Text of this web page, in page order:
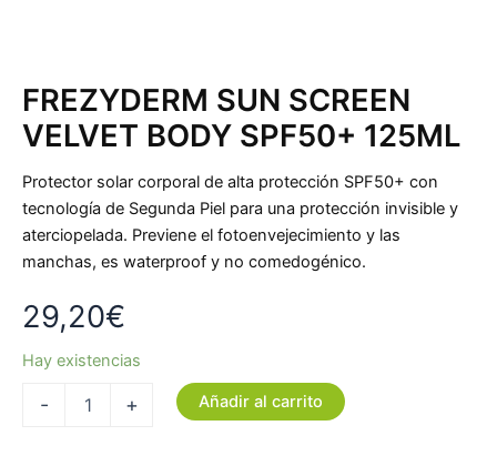
FREZYDERM SUN SCREEN
VELVET BODY SPF50+ 125ML
Protector solar corporal de alta protección SPF50+ con
tecnología de Segunda Piel para una protección invisible y
aterciopelada. Previene el fotoenvejecimiento y las
manchas, es waterproof y no comedogénico.
29,20€
Hay existencias
- + Añadir al carrito